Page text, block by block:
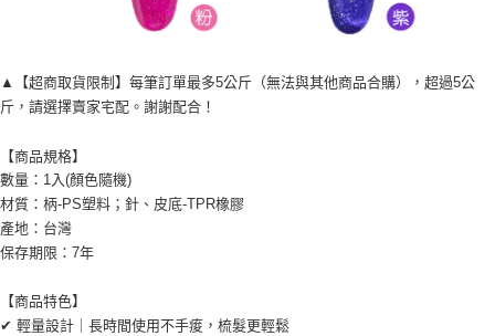
▲【超商取貨限制】每筆訂單最多5公斤（無法與其他商品合購），超過5公
斤，請選擇賣家宅配。謝謝配合！
【商品規格】
數量：1入(顏色隨機)
材質：柄-PS塑料；針、皮底-TPR橡膠
產地：台灣
保存期限：7年
【商品特色】
✔ 輕量設計｜長時間使用不手痠，梳髮更輕鬆